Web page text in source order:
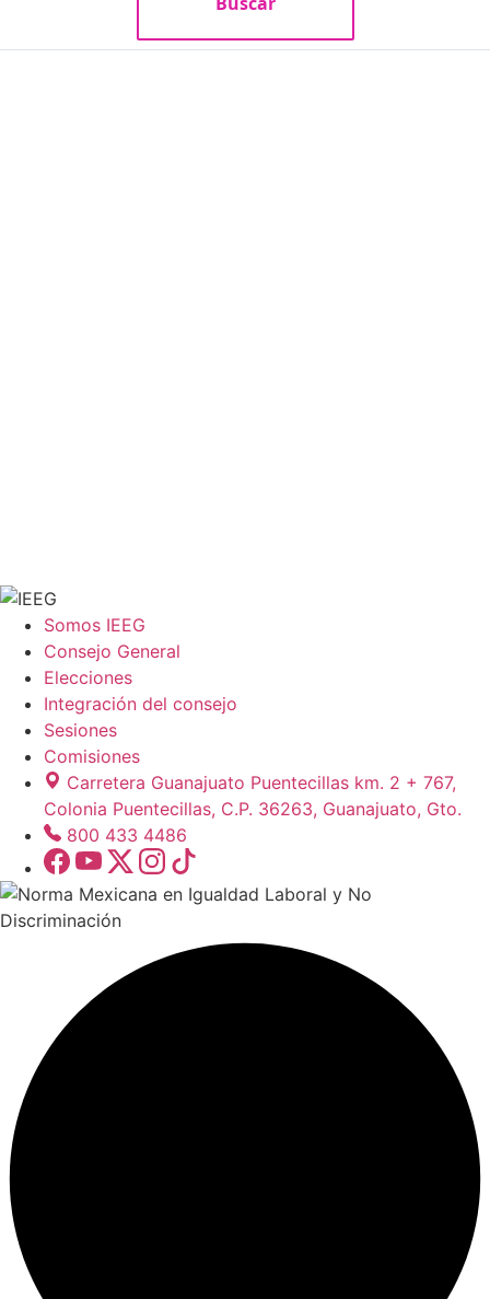
Somos IEEG
Consejo General
Elecciones
Integración del consejo
Sesiones
Comisiones
Carretera Guanajuato Puentecillas km. 2 + 767,
Colonia Puentecillas, C.P. 36263, Guanajuato, Gto.
800 433 4486